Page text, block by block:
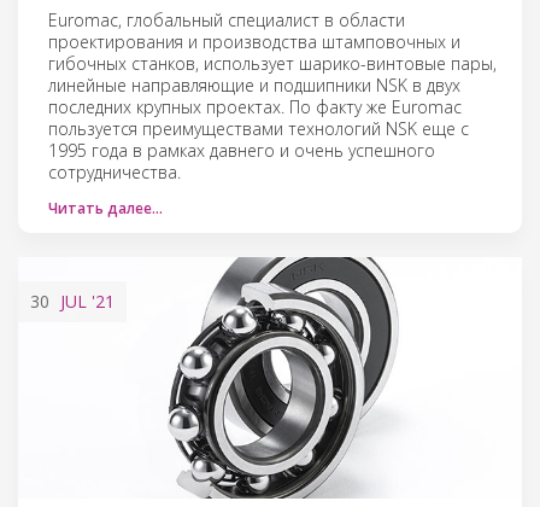
Euromac, глобальный специалист в области
проектирования и производства штамповочных и
гибочных станков, использует шарико-винтовые пары,
линейные направляющие и подшипники NSK в двух
последних крупных проектах. По факту же Euromac
пользуется преимуществами технологий NSK еще с
1995 года в рамках давнего и очень успешного
сотрудничества.
Читать далее…
30 JUL '21